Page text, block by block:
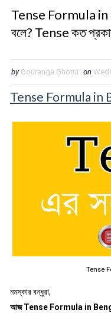
Tense Formula in
বলে? Tense কত
by Gouranga Ghorui on
Tense Formula in
Tense
নমস্কার বন্ধুরা,
আজ Tense Formula in Bengali